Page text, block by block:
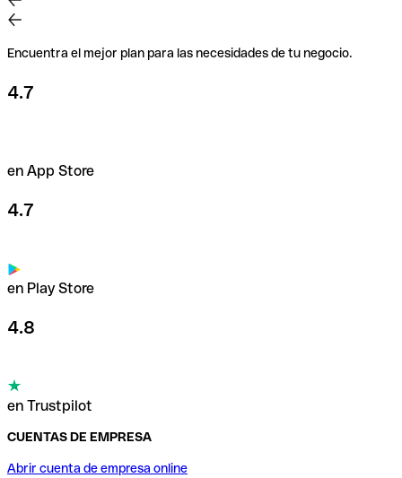
Encuentra el mejor plan para las necesidades de tu negocio.
4.7
en App Store
4.7
en Play Store
4.8
en Trustpilot
CUENTAS DE EMPRESA
Abrir cuenta de empresa online